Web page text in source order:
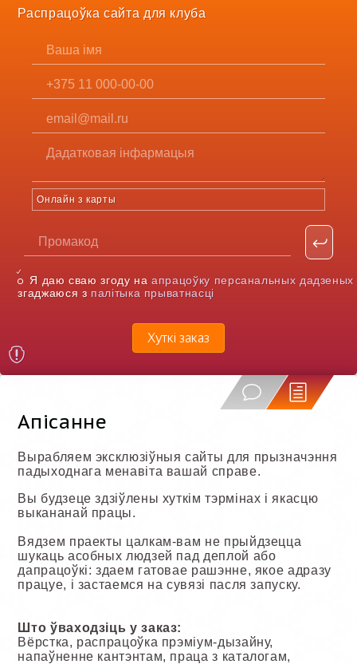
Распрацоўка сайта для клуба
Онлайн з карты
Я даю сваю згоду наапрацоўку персанальных дадзеных
згаджаюся з палітыка прыватнасці
Хуткі заказ
Апісанне
Вырабляем эксклюзіўныя сайты для прызначэння
падыходнага менавіта вашай справе.
Вы будзеце здзіўлены хуткім тэрмінах і якасцю
выкананай працы.
Вядзем праекты цалкам-вам не прыйдзецца
шукаць асобных людзей пад деплой або
дапрацоўкі: здаем гатовае рашэнне, якое адразу
працуе, і застаемся на сувязі пасля запуску.
Што ўваходзіць у заказ:
Вёрстка, распрацоўка прэміум-дызайну,
напаўненне кантэнтам, праца з каталогам,